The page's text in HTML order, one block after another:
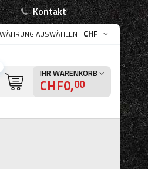
Kontakt
AUSWÄHLEN CHF
IHR WARENKORB
CHF0,00